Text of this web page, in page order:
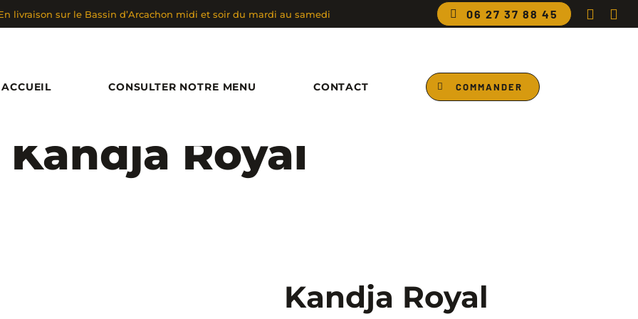
livraison sur le Bassin d’Arcachon midi et soir du mardi au samedi 06 27 37 88 45
ACCUEIL CONSULTER NOTRE MENU CONTACT COMMANDER
Kandja Royal
Kandja Royal